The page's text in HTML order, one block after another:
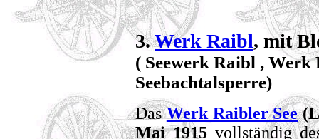
3.Werk Raibl, mit
( Seewerk Raibl , Werk
Seebachtalsperre)
DasWerk Raibler See
Mai 1915 vollständig